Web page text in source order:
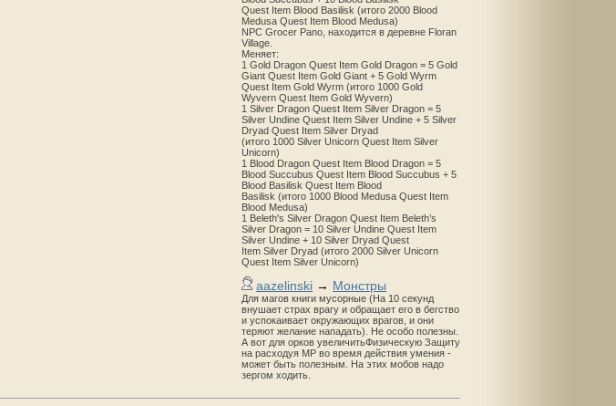
Quest Item Blood Basilisk (итого 2000 Blood
Medusa Quest Item Blood Medusa)
NPC Grocer Pano, находится в деревне Floran
Village.
Меняет:
1 Gold Dragon Quest Item Gold Dragon = 5 Gold
Giant Quest Item Gold Giant + 5 Gold Wyrm
Quest Item Gold Wyrm (итого 1000 Gold
Wyvern Quest Item Gold Wyvern)
1 Silver Dragon Quest Item Silver Dragon = 5
Silver Undine Quest Item Silver Undine + 5 Silver
Dryad Quest Item Silver Dryad
(итого 1000 Silver Unicorn Quest Item Silver
Unicorn)
1 Blood Dragon Quest Item Blood Dragon = 5
Blood Succubus Quest Item Blood Succubus + 5
Blood Basilisk Quest Item Blood
Basilisk (итого 1000 Blood Medusa Quest Item
Blood Medusa)
1 Beleth's Silver Dragon Quest Item Beleth’s
Silver Dragon = 10 Silver Undine Quest Item
Silver Undine + 10 Silver Dryad Quest
Item Silver Dryad (итого 2000 Silver Unicorn
Quest Item Silver Unicorn)
aazelinski → Монстры
Для магов книги мусорные (На 10 секунд
внушает страх врагу и обращает его в бегство
и успокаивает окружающих врагов, и они
теряют желание нападать). Не особо полезны.
А вот для орков увеличитьФизическую Защиту
на расходуя MP во время действия умения -
может быть полезным. На этих мобов надо
зергом ходить.